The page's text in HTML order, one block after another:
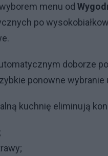
menu od
po
doborze
ponowne wybranie
kuchnię eliminują